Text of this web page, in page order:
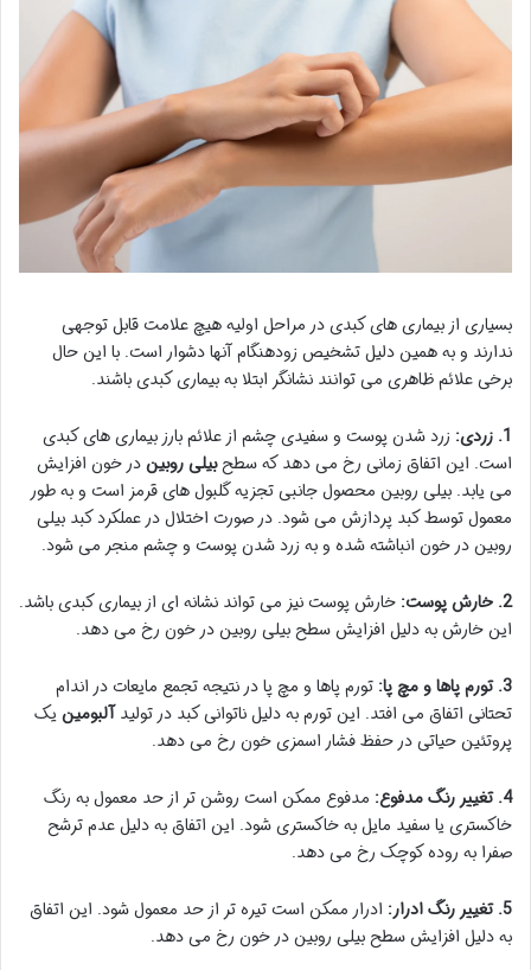
بسیاری از بیماری های کبدی در مراحل اولیه هیچ علامت قابل توجهی
ندارند و به همین دلیل تشخیص زودهنگام آنها دشوار است. با این حال
برخی علائم ظاهری می توانند نشانگر ابتلا به بیماری کبدی باشند.
1. زردی:
زرد شدن پوست و سفیدی چشم از علائم بارز بیماری های کبدی
است. این اتفاق زمانی رخ می دهد که سطحبیلی روبیندر خون افزایش
می یابد. بیلی روبین محصول جانبی تجزیه گلبول های قرمز است و به طور
معمول توسط کبد پردازش می شود. در صورت اختلال در عملکرد کبد بیلی
روبین در خون انباشته شده و به زرد شدن پوست و چشم منجر می شود.
2. خارش پوست:
خارش پوست نیز می تواند نشانه ای از بیماری کبدی باشد.
این خارش به دلیل افزایش سطح بیلی روبین در خون رخ می دهد.
3. تورم پاها و مچ پا:
تورم پاها و مچ پا در نتیجه تجمع مایعات در اندام
تحتانی اتفاق می افتد. این تورم به دلیل ناتوانی کبد در تولیدآلبومینیک
پروتئین حیاتی در حفظ فشار اسمزی خون رخ می دهد.
4. تغییر رنگ مدفوع:
مدفوع ممکن است روشن تر از حد معمول به رنگ
خاکستری یا سفید مایل به خاکستری شود. این اتفاق به دلیل عدم ترشح
صفرا به روده کوچک رخ می دهد.
5. تغییر رنگ ادرار:
ادرار ممکن است تیره تر از حد معمول شود. این اتفاق
به دلیل افزایش سطح بیلی روبین در خون رخ می دهد.